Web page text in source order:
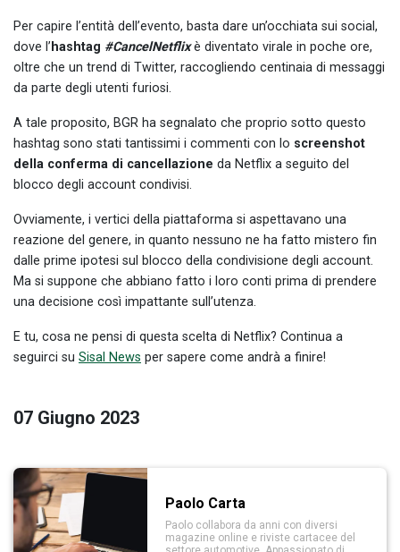
Per capire l’entità dell’evento, basta dare un’occhiata sui social,
dove l’ hashtag #CancelNetflixè diventato virale in poche ore,
oltre che un trend di Twitter, raccogliendo centinaia di messaggi
da parte degli utenti furiosi.
A tale proposito, BGR ha segnalato che proprio sotto questo
hashtag sono stati tantissimi i commenti con lo screenshot
della conferma di cancellazione da Netflix a seguito del
blocco degli account condivisi.
Ovviamente, i vertici della piattaforma si aspettavano una
reazione del genere, in quanto nessuno ne ha fatto mistero fin
dalle prime ipotesi sul blocco della condivisione degli account.
Ma si suppone che abbiano fatto i loro conti prima di prendere
una decisione così impattante sull’utenza.
E tu, cosa ne pensi di questa scelta di Netflix? Continua a
seguirci su Sisal News per sapere come andrà a finire!
07 Giugno 2023
Paolo Carta
Paolo collabora da anni con diversi
magazine online e riviste cartacee del